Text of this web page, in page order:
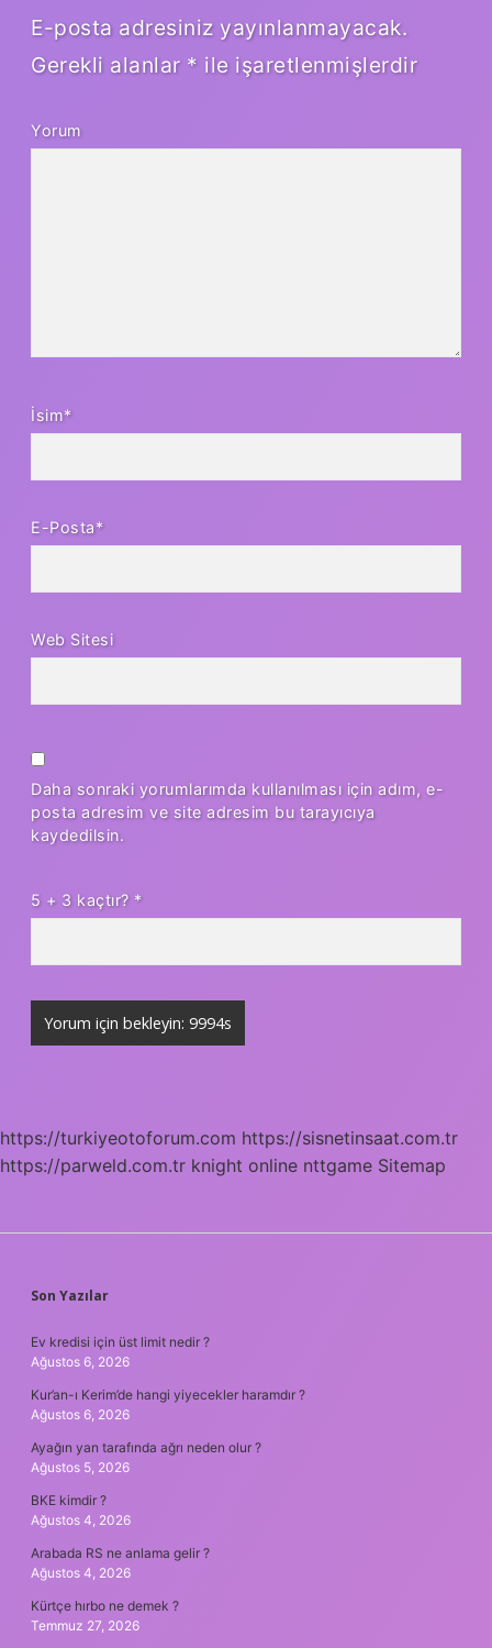
E-posta adresiniz yayınlanmayacak.
Gerekli alanlar * ile işaretlenmişlerdir
Yorum
İsim*
E-Posta*
Web Sitesi
Daha sonraki yorumlarımda kullanılması için adım, e-
posta adresim ve site adresim bu tarayıcıya
kaydedilsin.
5 + 3 kaçtır? *
https://turkiyeotoforum.com https://sisnetinsaat.com.tr
https://parweld.com.tr knight online nttgame Sitemap
SIDEBAR
Son Yazılar
Ev kredisi için üst limit nedir ?
Ağustos 6, 2026
Kur’an-ı Kerim’de hangi yiyecekler haramdır ?
Ağustos 6, 2026
Ayağın yan tarafında ağrı neden olur ?
Ağustos 5, 2026
BKE kimdir ?
Ağustos 4, 2026
Arabada RS ne anlama gelir ?
Ağustos 4, 2026
Kürtçe hırbo ne demek ?
Temmuz 27, 2026